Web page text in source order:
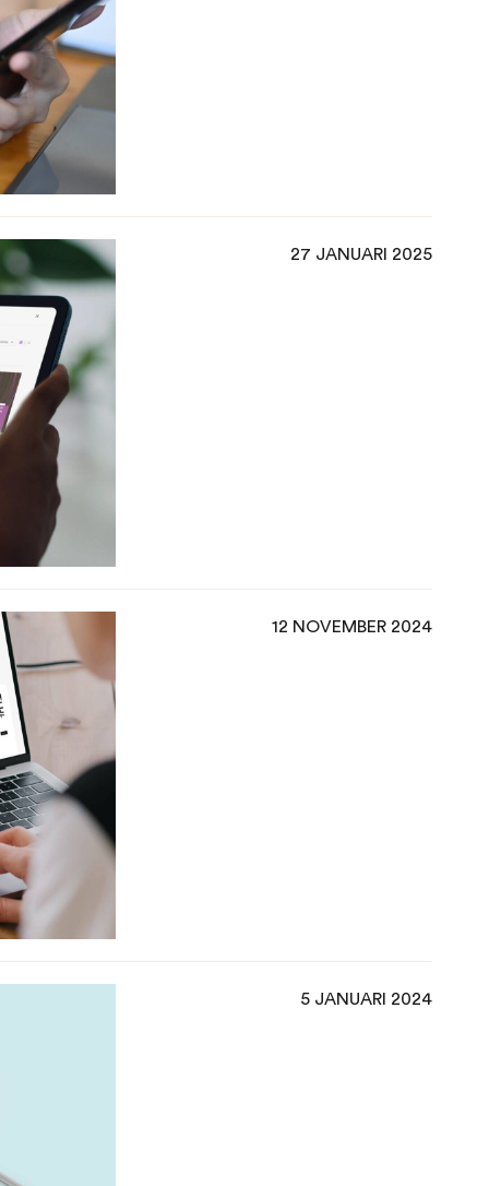
27 JANUARI 2025
12 NOVEMBER 2024
5 JANUARI 2024